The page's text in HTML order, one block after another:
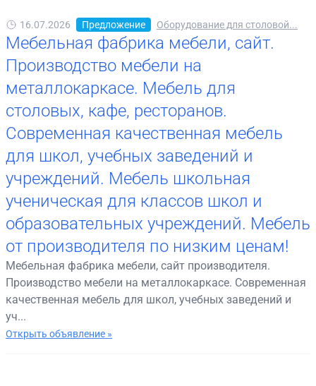
16.07.2026 Предложение Оборудование для столовой...
Мебельная фабрика мебели, сайт.
Производство мебели на
металлокаркасе. Мебель для
столовых, кафе, ресторанов.
Современная качественная мебель
для школ, учебных заведений и
учреждений. Мебель школьная
ученическая для классов школ и
образовательных учреждений. Мебель
от производителя по низким ценам!
Мебельная фабрика мебели, сайт производителя.
Производство мебели на металлокаркасе. Современная
качественная мебель для школ, учебных заведений и
уч...
Открыть объявление »